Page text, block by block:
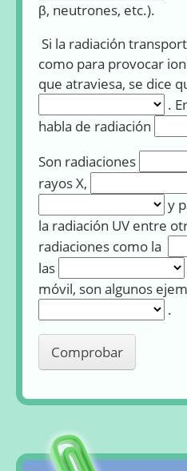
β, neutrones, etc.).
Si la radiación
como para provocar
que atraviesa, se dice
.
habla de radiación
Son radiaciones
rayos X,
Rellenar
y
la radiación UV entre
radiaciones como la
las
Rellenar huecos
móvil, son algunos
.